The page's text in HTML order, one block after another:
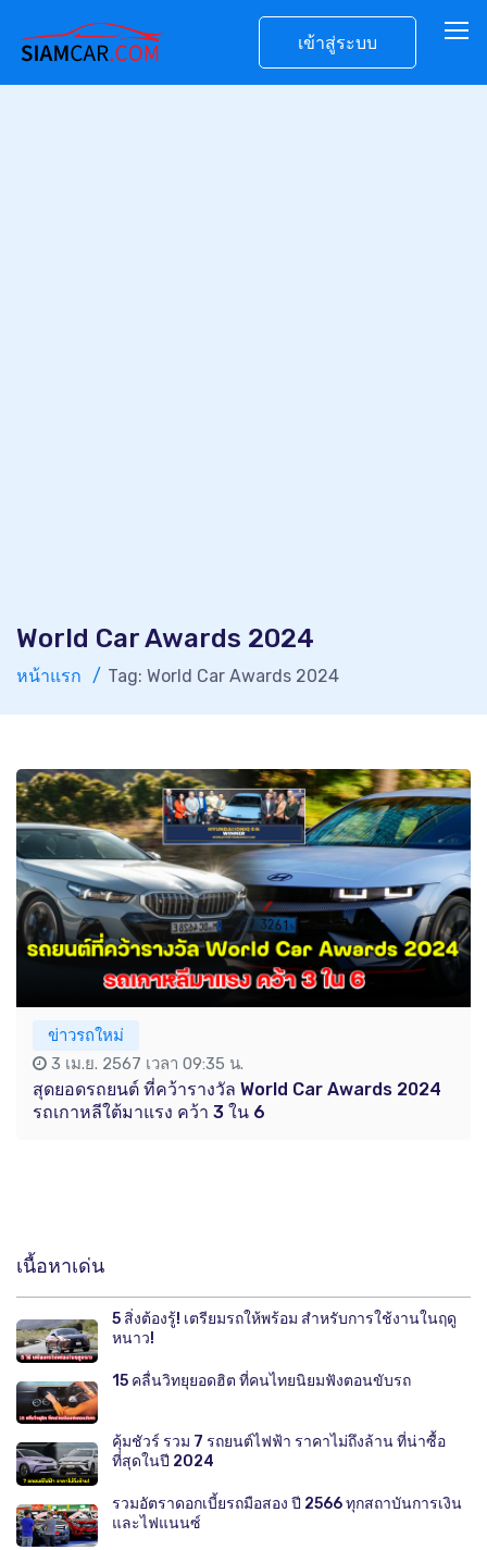
เข้าสู่ระบบ
World Car Awards 2024
หน้าแรก Tag: World Car Awards 2024
ข่าวรถใหม่
3 เม.ย. 2567 เวลา 09:35 น.
สุดยอดรถยนต์ ที่คว้ารางวัล World Car Awards 2024
รถเกาหลีใต้มาแรง คว้า 3 ใน 6
เนื้อหาเด่น
5 สิ่งต้องรู้! เตรียมรถให้พร้อม สำหรับการใช้งานในฤดู
หนาว!
15 คลื่นวิทยุยอดฮิต ที่คนไทยนิยมฟังตอนขับรถ
คุ้มชัวร์ รวม 7 รถยนต์ไฟฟ้า ราคาไม่ถึงล้าน ที่น่าซื้อ
ที่สุดในปี 2024
รวมอัตราดอกเบี้ยรถมือสอง ปี 2566 ทุกสถาบันการเงิน
และไฟแนนซ์